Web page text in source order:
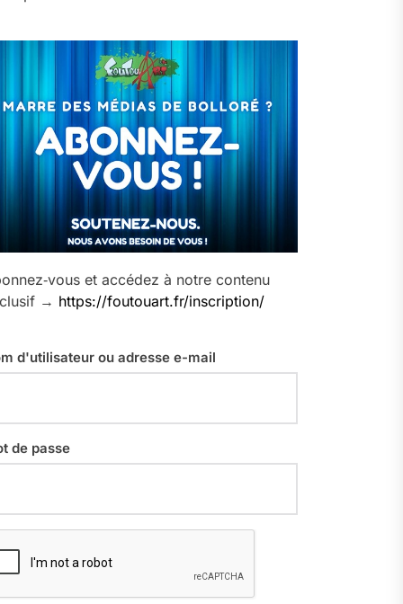
et accédez à notre contenu
→ https://foutouart.fr/inscription/
d'utilisateur ou adresse e-mail
de passe